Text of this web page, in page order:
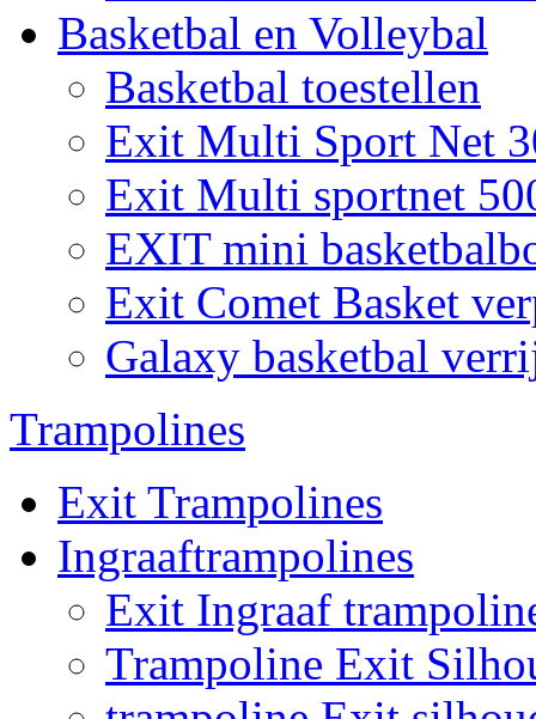
Basketbal en Volleybal
Basketbal toestellen
Exit Multi Sport Net
Exit Multi sportnet
EXIT mini
Exit Comet Basket
Galaxy basketbal
Trampolines
Exit Trampolines
Ingraaftrampolines
Exit Ingraaf
Trampoline Exit